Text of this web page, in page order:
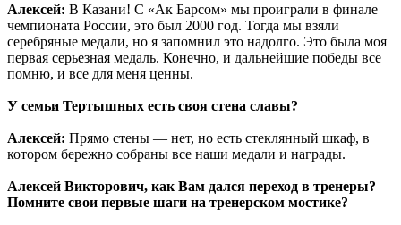
Алексей: В Казани! С «Ак Барсом» мы проиграли в финале
чемпионата России, это был 2000 год. Тогда мы взяли
серебряные медали, но я запомнил это надолго. Это была моя
первая серьезная медаль. Конечно, и дальнейшие победы все
помню, и все для меня ценны.
У семьи Тертышных есть своя стена славы?
Алексей: Прямо стены — нет, но есть стеклянный шкаф, в
котором бережно собраны все наши медали и награды.
Алексей Викторович, как Вам дался переход в тренеры?
Помните свои первые шаги на тренерском мостике?